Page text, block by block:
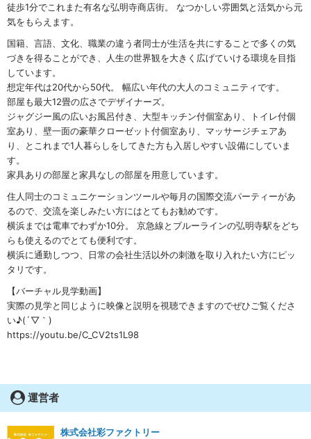
徒歩1分でこれまた有名な弘明寺商店街。 なつかしい雰囲気と活気から元
気をもらえます。
国籍、言語、文化、職業の違う者同士が生活を共にすることで多くの気
づきを得ることができ、人生の世界観を大きく広げていける環境を目指
しています。
想定年代は20代から50代。 幅広い年代の大人のコミュニティです。
部屋も最大12畳の広さでデザイナーズ。
ジャグジー風の広いお風呂付き、大型キッチン付個室あり、トイレ付個
室あり、壁一面の豪華クローゼット付個室あり、マッサージチェアあ
り、とこれまで1人暮らしをしてきた方も入居しやすい設備にしていま
す。
家具ありの部屋と家具なしの部屋を用意しています。
住人同士のコミュニケーションツールや毎月の国際交流パーティーがあ
るので、交流を楽しみたい方にはとてもお勧めです。
横浜までは電車でわずか10分。 京急線とブルーラインの弘明寺駅をどち
らも使えるのでとても便利です。
横浜に通勤しつつ、日常の会社生活以外の刺激を取り入れたい方にピッ
タリです。
【バーチャル見学動画】
実際の見学と同じように映像と説明を視聴できますのでぜひご覧くださ
い♪(´▽｀)
https://youtu.be/C_CV2ts1L98
運営者
株式会社彩ファクトリー